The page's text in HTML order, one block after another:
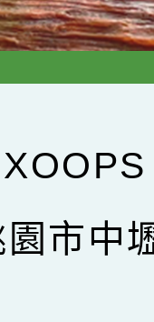
XOOPS
園市中